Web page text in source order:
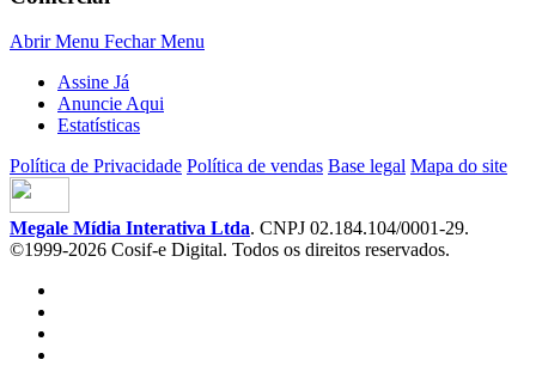
Abrir Menu Fechar Menu
Assine Já
Anuncie Aqui
Estatísticas
Política de Privacidade Política de vendas Base legal Mapa do site
Megale Mídia Interativa Ltda. CNPJ 02.184.104/0001-29.
©1999-2026 Cosif-e Digital. Todos os direitos reservados.